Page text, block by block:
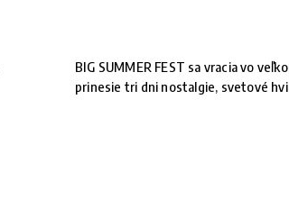
BIG SUMMER FEST sa vracia vo
prinesie tri dni nostalgie, svetové